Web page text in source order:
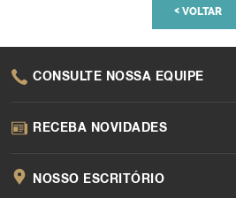
<VOLTAR
CONSULTE NOSSA EQUIPE
RECEBA NOVIDADES
NOSSO ESCRITÓRIO